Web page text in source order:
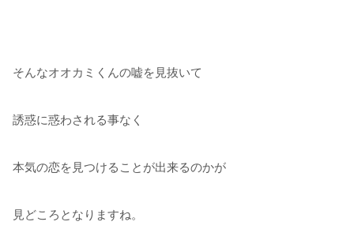
そんなオオカミくんの嘘を見抜いて
誘惑に惑わされる事なく
本気の恋を見つけることが出来るのかが
見どころとなりますね。